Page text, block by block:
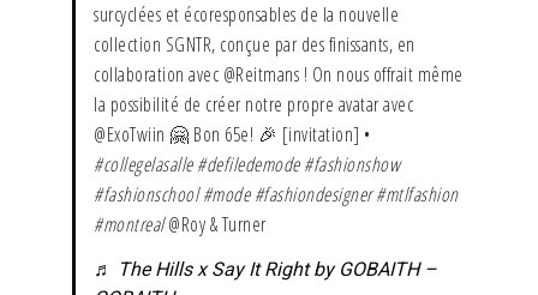
surcyclées et écoresponsables de la nouvelle
collection SGNTR, conçue par des finissants, en
collaboration avec @Reitmans ! On nous offrait même
la possibilité de créer notre propre avatar avec
@ExoTwiin 🤗 Bon 65e! 🎉 [invitation] •
#collegelasalle #defiledemode #fashionshow
#fashionschool #mode #fashiondesigner #mtlfashion
#montreal@Roy & Turner
♬ The Hills x Say It Right by GOBAITH –